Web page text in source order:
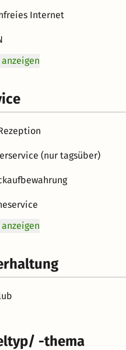
Internet
(nur tagsüber)
-thema